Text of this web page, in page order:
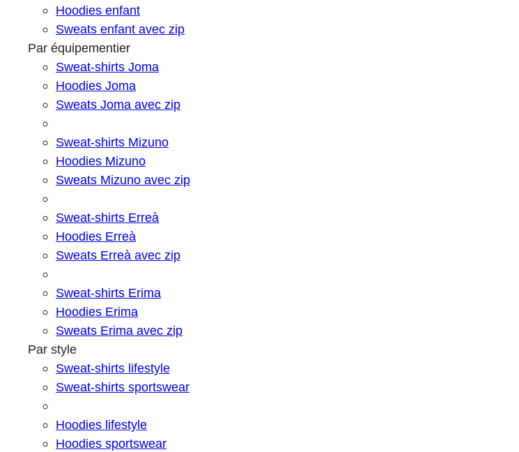
Hoodies enfant
Sweats enfant avec zip
Par équipementier
Sweat-shirts Joma
Hoodies Joma
Sweats Joma avec zip
Sweat-shirts Mizuno
Hoodies Mizuno
Sweats Mizuno avec zip
Sweat-shirts Erreà
Hoodies Erreà
Sweats Erreà avec zip
Sweat-shirts Erima
Hoodies Erima
Sweats Erima avec zip
Par style
Sweat-shirts lifestyle
Sweat-shirts sportswear
Hoodies lifestyle
Hoodies sportswear